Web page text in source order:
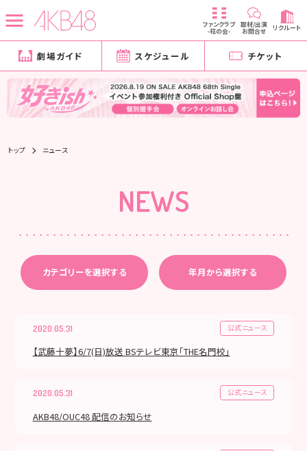
ファンクラブ
-柱の会-
取材/出演
お問合せ リクルート
劇場ガイド スケジュール チケット
トップ ニュース
NEWS
カテゴリーを選択する 年月から選択する
2020.05.31 公式ニュース
【武藤十夢】6/7(日)放送 BSテレビ東京「THE名門校」
2020.05.31 公式ニュース
AKB48/OUC48 配信のお知らせ